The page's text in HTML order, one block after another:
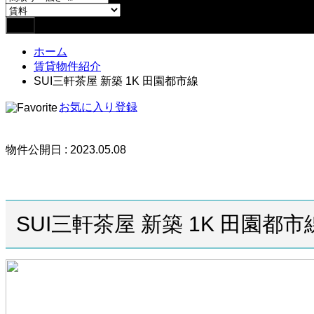
ホーム
賃貸物件紹介
SUI三軒茶屋 新築 1K 田園都市線
お気に入り登録
物件公開日 : 2023.05.08
SUI三軒茶屋 新築 1K 田園都市